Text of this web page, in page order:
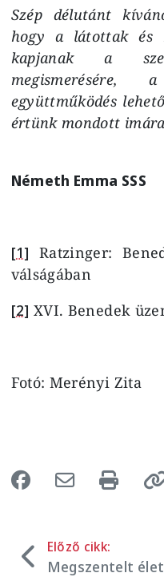
Szép délutánt
hogy a látottak és
kapjanak a
megismerésére,
együttműködés
értünk mondott
Németh Emma SSS
[1] Ratzinger:
válságában
[2] XVI. Benedek
Fotó: Merényi Zita
Előző cikk:
Megszentelt élet